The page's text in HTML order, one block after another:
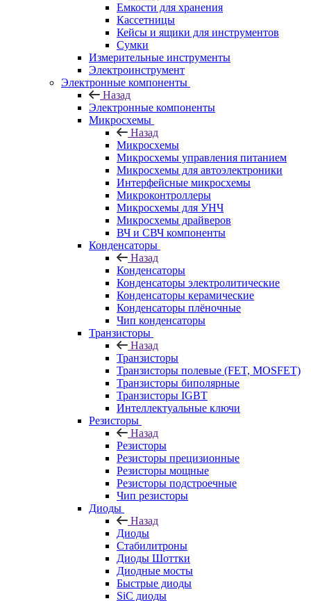
Емкости для хранения
Кассетницы
Кейсы и ящики для инструментов
Сумки
Измерительные инструменты
Электроинструмент
Электронные компоненты
Назад
Электронные компоненты
Микросхемы
Назад
Микросхемы
Микросхемы управления питанием
Микросхемы для автоэлектроники
Интерфейсные микросхемы
Микроконтроллеры
Микросхемы для УНЧ
Микросхемы драйверов
ВЧ и СВЧ компоненты
Конденсаторы
Назад
Конденсаторы
Конденсаторы электролитические
Конденсаторы керамические
Конденсаторы плёночные
Чип конденсаторы
Транзисторы
Назад
Транзисторы
Транзисторы полевые (FET, MOSFET)
Транзисторы биполярные
Транзисторы IGBT
Интеллектуальные ключи
Резисторы
Назад
Резисторы
Резисторы прецизионные
Резисторы мощные
Резисторы подстроечные
Чип резисторы
Диоды
Назад
Диоды
Стабилитроны
Диоды Шоттки
Диодные мосты
Быстрые диоды
SiC диоды